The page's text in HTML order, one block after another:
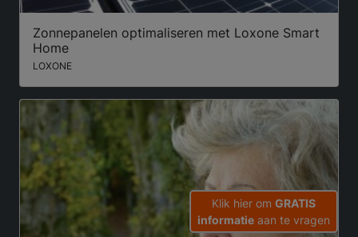
Zonnepanelen optimaliseren met Loxone Smart
Home
LOXONE
Klik hier om GRATIS
informatie aan te vragen